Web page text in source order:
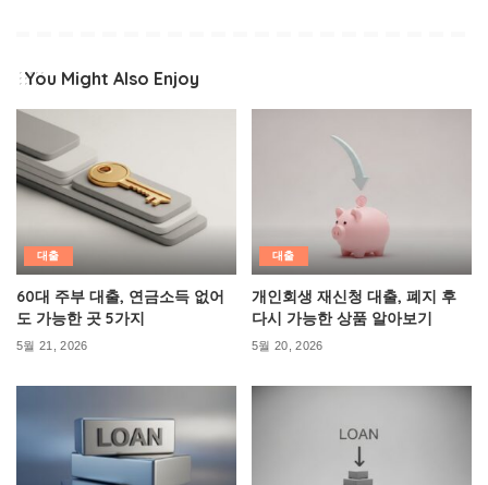
You Might Also Enjoy
대출
60대 주부 대출, 연금소득 없어
도 가능한 곳 5가지
5월 21, 2026
대출
개인회생 재신청 대출, 폐지 후
다시 가능한 상품 알아보기
5월 20, 2026